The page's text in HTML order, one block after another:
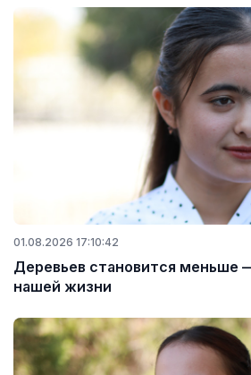
01.08.2026 17:10:42
Деревьев становится меньше
нашей жизни